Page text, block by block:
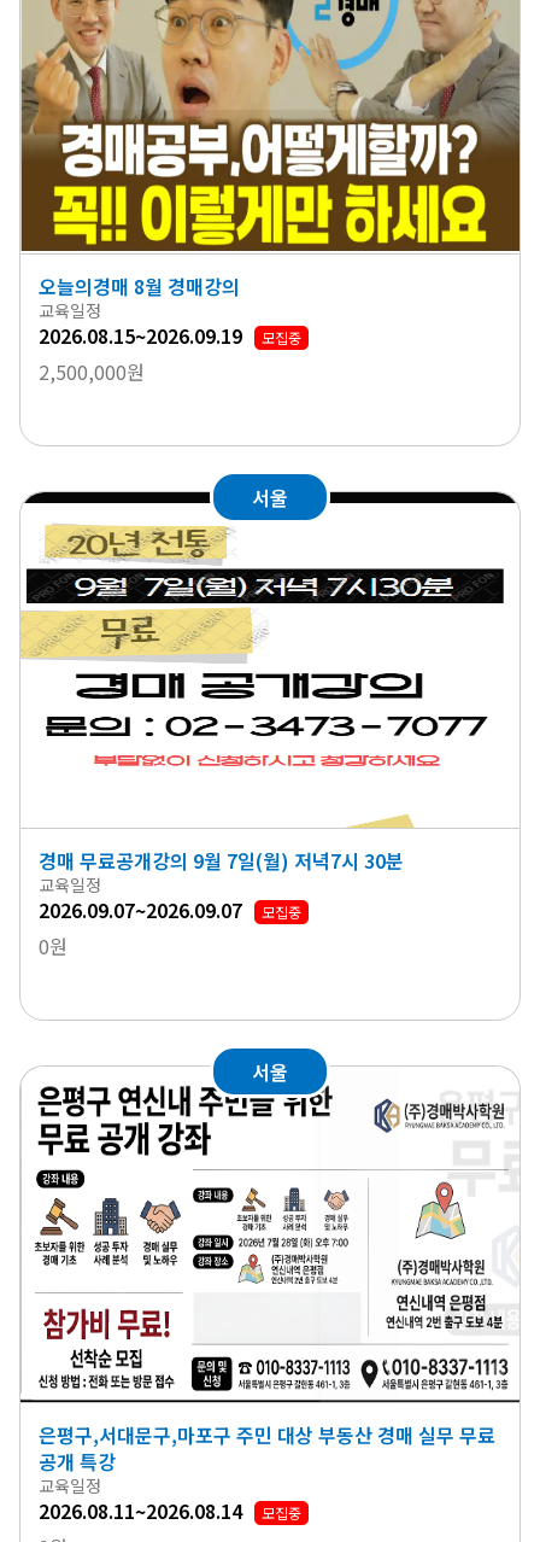
오늘의경매 8월 경매강의
교육일정
2026.08.15~2026.09.19 모집중
2,500,000원
서울
경매 무료공개강의 9월 7일(월) 저녁7시 30분
교육일정
2026.09.07~2026.09.07 모집중
0원
서울
은평구,서대문구,마포구 주민 대상 부동산 경매 실무 무료
공개 특강
교육일정
2026.08.11~2026.08.14 모집중